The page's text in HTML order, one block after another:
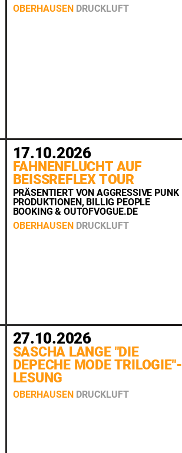
OBERHAUSEN DRUCKLUFT
17.10.2026
FAHNENFLUCHT AUF
BEISSREFLEX TOUR
PRÄSENTIERT VON AGGRESSIVE PUNK
PRODUKTIONEN, BILLIG PEOPLE
BOOKING & OUTOFVOGUE.DE
OBERHAUSEN DRUCKLUFT
27.10.2026
SASCHA LANGE "DIE
DEPECHE MODE TRILOGIE"-
LESUNG
OBERHAUSEN DRUCKLUFT